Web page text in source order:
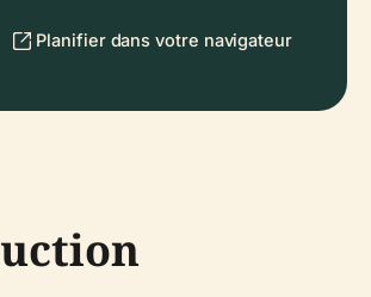
Planifier dans votre navigateur